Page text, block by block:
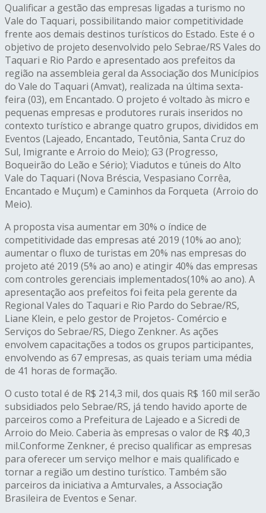
Qualificar a gestão das empresas ligadas a turismo no
Vale do Taquari, possibilitando maior competitividade
frente aos demais destinos turísticos do Estado. Este é o
objetivo de projeto desenvolvido pelo Sebrae/RS Vales do
Taquari e Rio Pardo e apresentado aos prefeitos da
região na assembleia geral da Associação dos Municípios
do Vale do Taquari (Amvat), realizada na última sexta-
feira (03), em Encantado. O projeto é voltado às micro e
pequenas empresas e produtores rurais inseridos no
contexto turístico e abrange quatro grupos, divididos em
Eventos (Lajeado, Encantado, Teutônia, Santa Cruz do
Sul, Imigrante e Arroio do Meio); G3 (Progresso,
Boqueirão do Leão e Sério); Viadutos e túneis do Alto
Vale do Taquari (Nova Bréscia, Vespasiano Corrêa,
Encantado e Muçum) e Caminhos da Forqueta (Arroio do
Meio).
A proposta visa aumentar em 30% o índice de
competitividade das empresas até 2019 (10% ao ano);
aumentar o fluxo de turistas em 20% nas empresas do
projeto até 2019 (5% ao ano) e atingir 40% das empresas
com controles gerenciais implementados(10% ao ano). A
apresentação aos prefeitos foi feita pela gerente da
Regional Vales do Taquari e Rio Pardo do Sebrae/RS,
Liane Klein, e pelo gestor de Projetos- Comércio e
Serviços do Sebrae/RS, Diego Zenkner. As ações
envolvem capacitações a todos os grupos participantes,
envolvendo as 67 empresas, as quais teriam uma média
de 41 horas de formação.
O custo total é de R$ 214,3 mil, dos quais R$ 160 mil serão
subsidiados pelo Sebrae/RS, já tendo havido aporte de
parceiros como a Prefeitura de Lajeado e a Sicredi de
Arroio do Meio. Caberia às empresas o valor de R$ 40,3
mil.Conforme Zenkner, é preciso qualificar as empresas
para oferecer um serviço melhor e mais qualificado e
tornar a região um destino turístico. Também são
parceiros da iniciativa a Amturvales, a Associação
Brasileira de Eventos e Senar.